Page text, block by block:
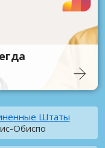
Штаты
Обиспо